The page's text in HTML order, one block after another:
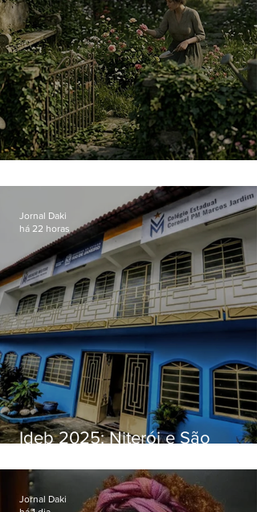
Ideb 2025: Niterói e São
distintos no ensino médio; veja
Jornal Daki
há 22 horas
Jornal Daki